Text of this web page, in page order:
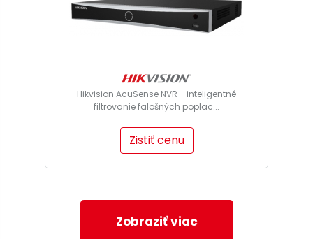
Hikvision AcuSense NVR - inteligentné
filtrovanie falošných poplac...
Zistiť cenu
Zobraziť viac